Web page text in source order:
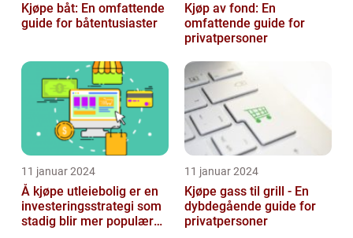
Kjøpe båt: En omfattende
guide for båtentusiaster
Kjøp av fond: En
omfattende guide for
privatpersoner
11 januar 2024
Å kjøpe utleiebolig er en
investeringsstrategi som
stadig blir mer populær
11 januar 2024
Kjøpe gass til grill - En
dybdegående guide for
privatpersoner